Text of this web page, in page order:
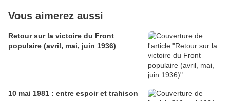
Vous aimerez aussi
Retour sur la victoire du Front
populaire (avril, mai, juin 1936)
10 mai 1981 : entre espoir et trahison